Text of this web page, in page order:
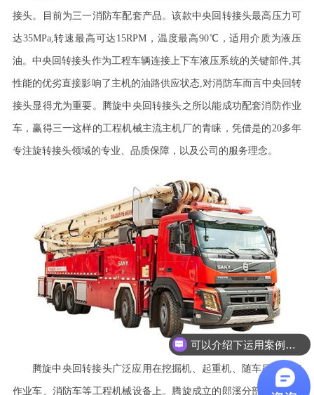
接头。目前为三一消防车配套产品。该款中央回转接头最高压力可
达35MPa,转速最高可达 15RPM ，温度最高90℃，适用介质为液压
油。中央回转接头作为工程车辆连接上下车液压系统的关键部件,其
性能的优劣直接影响了主机的油路供应状态,对消防车而言中央回转
接头显得尤为重要。腾旋中央回转接头之所以能成功配套消防作业
车，赢得三一这样的工程机械主流主机厂的青睐，凭借是的20多年
专注旋转接头领域的专业、品质保障，以及公司的服务理念。
腾旋中央回转接头广泛应用在挖掘机、起重机、随车吊。高空
作业车、消防车等工程机械设备上。腾旋成立的郎溪分部主要作为